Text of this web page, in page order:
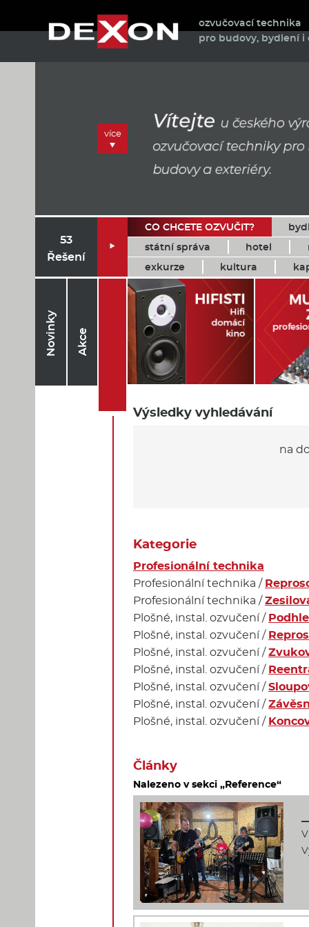
ozvučovací technika
pro budovy, bydlení i
více
53
Řešení

CO CHCETE OZVUČIT?
státní správa
hotel
exkurze
kultura
Novinky Akce
Výsledky vyhledávání
na
Kategorie
Profesionální technika
Profesionální technika /
Profesionální technika /
Plošné, instal. ozvučení /
Plošné, instal. ozvučení /
Plošné, instal. ozvučení /
Plošné, instal. ozvučení /
Plošné, instal. ozvučení /
Plošné, instal. ozvučení /
Plošné, instal. ozvučení /
Články
Nalezeno v sekci „Reference“